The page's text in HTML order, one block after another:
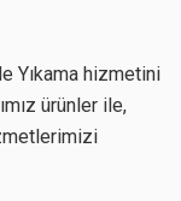
Yıkama hizmetini
ürünler ile,